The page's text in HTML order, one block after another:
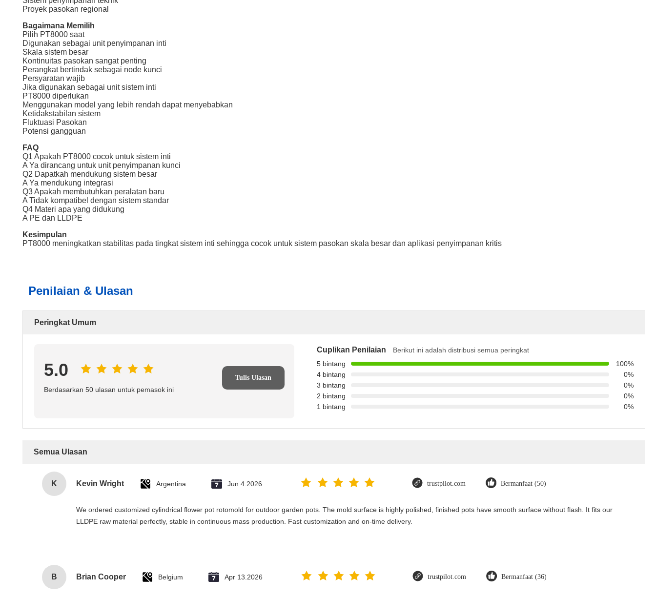
Proyek pasokan regional
Bagaimana Memilih
Pilih PT8000 saat
Digunakan sebagai unit penyimpanan inti
Skala sistem besar
Kontinuitas pasokan sangat penting
Perangkat bertindak sebagai node kunci
Persyaratan wajib
Jika digunakan sebagai unit sistem inti
PT8000 diperlukan
Menggunakan model yang lebih rendah dapat menyebabkan
Ketidakstabilan sistem
Fluktuasi Pasokan
Potensi gangguan
FAQ
Q1 Apakah PT8000 cocok untuk sistem inti
A Ya dirancang untuk unit penyimpanan kunci
Q2 Dapatkah mendukung sistem besar
A Ya mendukung integrasi
Q3 Apakah membutuhkan peralatan baru
A Tidak kompatibel dengan sistem standar
Q4 Materi apa yang didukung
A PE dan LLDPE
Kesimpulan
PT8000 meningkatkan stabilitas pada tingkat sistem inti sehingga cocok untuk sistem pasokan skala besar dan aplikasi penyimpanan kritis
Penilaian & Ulasan
Peringkat Umum
5.0
Berdasarkan 50 ulasan untuk pemasok ini
Tulis Ulasan
Cuplikan Penilaian
Berikut ini adalah distribusi semua peringkat
5 bintang
100%
4 bintang
0%
3 bintang
0%
2 bintang
0%
1 bintang
0%
Semua Ulasan
K Kevin Wright Argentina Jun 4.2026 trustpilot.com Bermanfaat (50)
We ordered customized cylindrical flower pot rotomold for outdoor garden pots. The mold surface is highly polished, finished pots have smooth surface without flash. It fits our
LLDPE raw material perfectly, stable in continuous mass production. Fast customization and on-time delivery.
B Brian Cooper Belgium Apr 13.2026 trustpilot.com Bermanfaat (36)